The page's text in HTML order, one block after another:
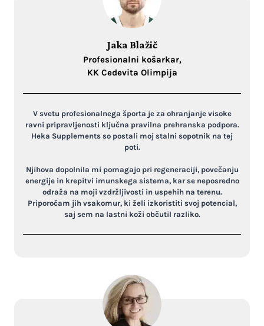
Jaka Blažič
Profesionalni košarkar,
KK Cedevita Olimpija
V svetu profesionalnega športa je za ohranjanje visoke
ravni pripravljenosti ključna pravilna prehranska podpora.
Heka Supplements so postali moj stalni sopotnik na tej
poti.
Njihova dopolnila mi pomagajo pri regeneraciji, povečanju
energije in krepitvi imunskega sistema, kar se neposredno
odraža na moji vzdržljivosti in uspehih na terenu.
Priporočam jih vsakomur, ki želi izkoristiti svoj potencial,
saj sem na lastni koži občutil razliko.